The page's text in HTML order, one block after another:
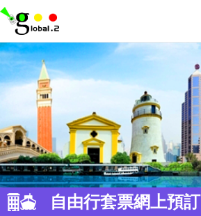
自由行套票網上預訂